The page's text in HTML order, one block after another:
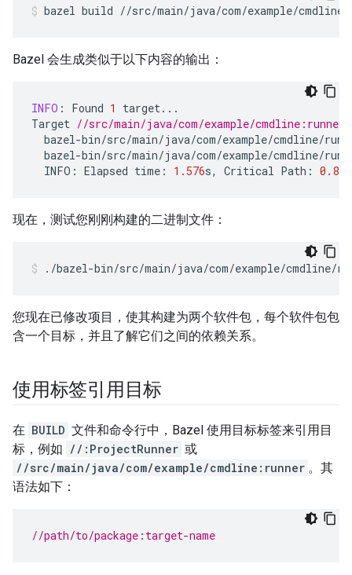
bazel build //src/main/java/com/example/
Bazel 会生成类似于以下内容的输出：
INFO : Found 1 target...
Target //src/main/java/com/example/
bazel-bin/src/main/java/com/example/cmdline/
bazel-bin/src/main/java/com/example/cmdline/
INFO : Elapsed time : 1.576s, Critical Path : 0.81
现在，测试您刚刚构建的二进制文件：
./bazel-bin/src/main/java/com/example/cmdline/
您现在已修改项目，使其构建为两个软件包，每个软件包包
含一个目标，并且了解它们之间的依赖关系。
使用标签引用目标
在 BUILD 文件和命令行中，Bazel 使用目标标签来引用目
标，例如 //:ProjectRunner 或
//src/main/java/com/example/cmdline:runner 。其
语法如下：
//path/to/package:target-name